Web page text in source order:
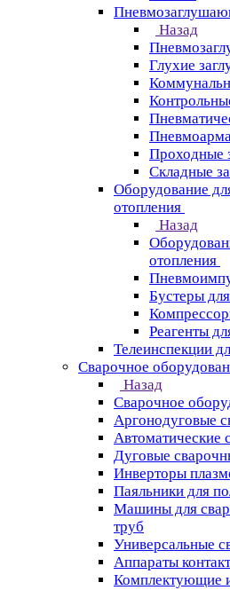
Назад
Глухие
Проходные
Складные
Оборудование
отопления
Назад
отопления
Бустеры
Реагенты
Телеинспекции
Сварочное
Назад
Сварочное
Аргонодуговые
Автоматические
Дуговые
Инверторы
Паяльники для
Машины для
труб
Универсальные
Аппараты
Комплектующие